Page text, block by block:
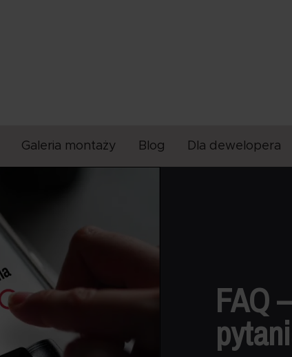
Galeria montaży Blog Dla dewelopera
FAQ